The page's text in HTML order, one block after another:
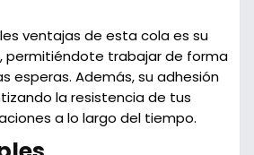
ventajas de esta cola es su
permitiéndote trabajar de forma
esperas. Además, su adhesión
la resistencia de tus
a lo largo del tiempo.